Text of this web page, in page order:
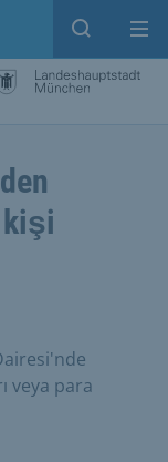
Open
veya para